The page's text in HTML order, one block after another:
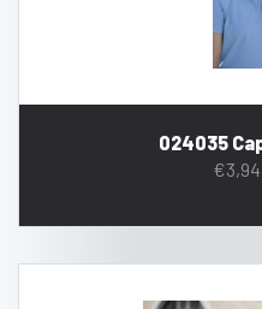
024035
€3,94